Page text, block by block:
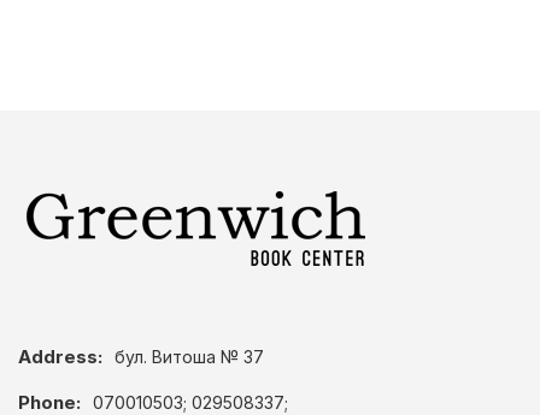
Address: бул. Витоша № 37
Phone: 070010503; 029508337;